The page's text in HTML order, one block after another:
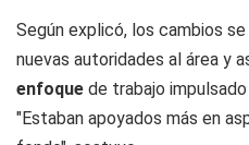
Según explicó, los cambios
nuevas autoridades al área y
enfoque de trabajo
"Estaban apoyados más en